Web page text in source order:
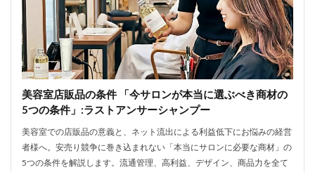
美容室店販品の条件 「今サロンが本当に選ぶべき商材の
5つの条件」:ラストアンサーシャンプー
美容室での店販品の意義と、ネット流出による利益低下にお悩みの経営
者様へ。安売り競争に巻き込まれない「本当にサロンに必要な商材」の
5つの条件を解説します。流通管理、高利益、デザイン、商品力を全て